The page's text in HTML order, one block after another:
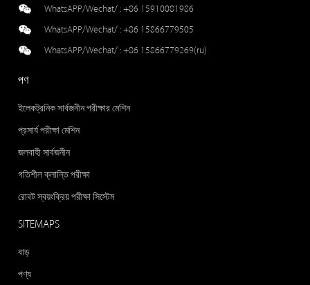
WhatsAPP/Wechat/ :+86 15910081986
WhatsAPP/Wechat/ :+86 15866779505
WhatsAPP/Wechat/ :+86 15866779269(ru)
পণ
ইলেকট্রনিক সার্বজনীন পরীক্ষার মেশিন
প্রসার্য পরীক্ষা মেশিন
জলবাহী সার্বজনীন
গতিশীল ক্লান্তি পরীক্ষা
রোবট স্বয়ংক্রিয় পরীক্ষা সিস্টেম
SITEMAPS
বাড়
পণ্য